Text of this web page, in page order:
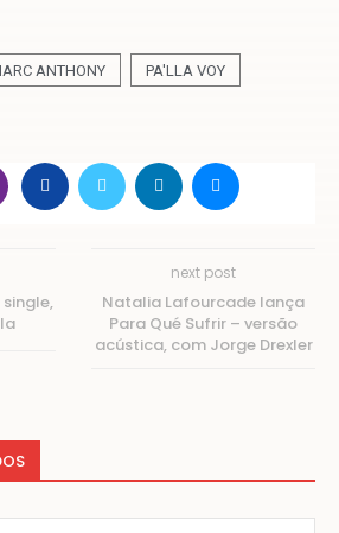
ANTHONY PA'LLA VOY
single,
next post
Natalia Lafourcade lança
Para Qué Sufrir – versão
acústica, com Jorge Drexler